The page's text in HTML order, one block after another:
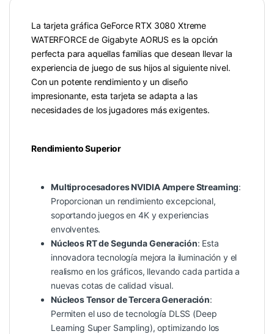
La tarjeta gráfica GeForce RTX 3080 Xtreme
WATERFORCE de Gigabyte AORUS es la opción
perfecta para aquellas familias que desean llevar la
experiencia de juego de sus hijos al siguiente nivel.
Con un potente rendimiento y un diseño
impresionante, esta tarjeta se adapta a las
necesidades de los jugadores más exigentes.
Rendimiento Superior
Multiprocesadores NVIDIA Ampere Streaming:
Proporcionan un rendimiento excepcional,
soportando juegos en 4K y experiencias
envolventes.
Núcleos RT de Segunda Generación: Esta
innovadora tecnología mejora la iluminación y el
realismo en los gráficos, llevando cada partida a
nuevas cotas de calidad visual.
Núcleos Tensor de Tercera Generación:
Permiten el uso de tecnología DLSS (Deep
Learning Super Sampling), optimizando los